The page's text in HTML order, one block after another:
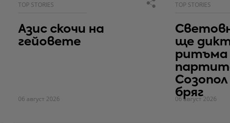
TOP STORIES
Азис скочи на
гейовете
06 август 2026
TOP STORIES
ще
ритъма
бряг
06 август 2026